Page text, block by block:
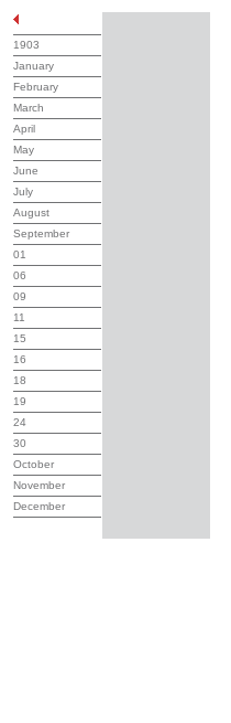
1903
January
February
March
April
May
June
July
August
September
01
06
09
11
15
16
18
19
24
30
October
November
December